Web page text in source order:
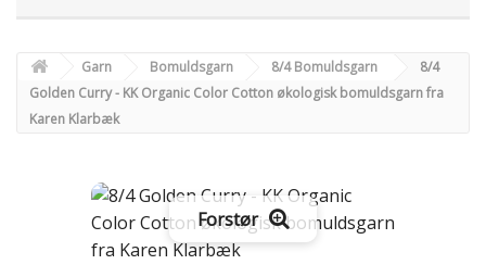
Garn Bomuldsgarn 8/4 Bomuldsgarn
8/4
Golden Curry - KK Organic Color Cotton økologisk bomuldsgarn fra
Karen Klarbæk
Forstør